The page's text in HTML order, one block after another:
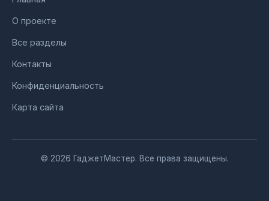
О проекте
Все разделы
Контакты
Конфиденциальность
Карта сайта
© 2026 ГаджетМастер. Все права защищены.